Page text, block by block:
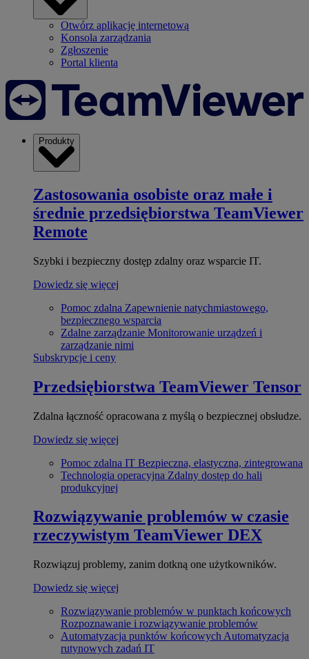
Otwórz aplikację internetową
Konsola zarządzania
Zgłoszenie
Portal klienta
Produkty
Zastosowania osobiste oraz małe i
średnie przedsiębiorstwa TeamViewer
Remote
Szybki i bezpieczny dostęp zdalny oraz wsparcie IT.
Dowiedz się więcej
Pomoc zdalna Zapewnienie natychmiastowego,
bezpiecznego wsparcia
Zdalne zarządzanie Monitorowanie urządzeń i
zarządzanie nimi
Subskrypcje i ceny
Przedsiębiorstwa TeamViewer Tensor
Zdalna łączność opracowana z myślą o bezpiecznej obsłudze.
Dowiedz się więcej
Pomoc zdalna IT Bezpieczna, elastyczna, zintegrowana
Technologia operacyjna Zdalny dostęp do hali
produkcyjnej
Rozwiązywanie problemów w czasie
rzeczywistym TeamViewer DEX
Rozwiązuj problemy, zanim dotkną one użytkowników.
Dowiedz się więcej
Rozwiązywanie problemów w punktach końcowych
Rozpoznawanie i rozwiązywanie problemów
Automatyzacja punktów końcowych Automatyzacja
rutynowych zadań IT